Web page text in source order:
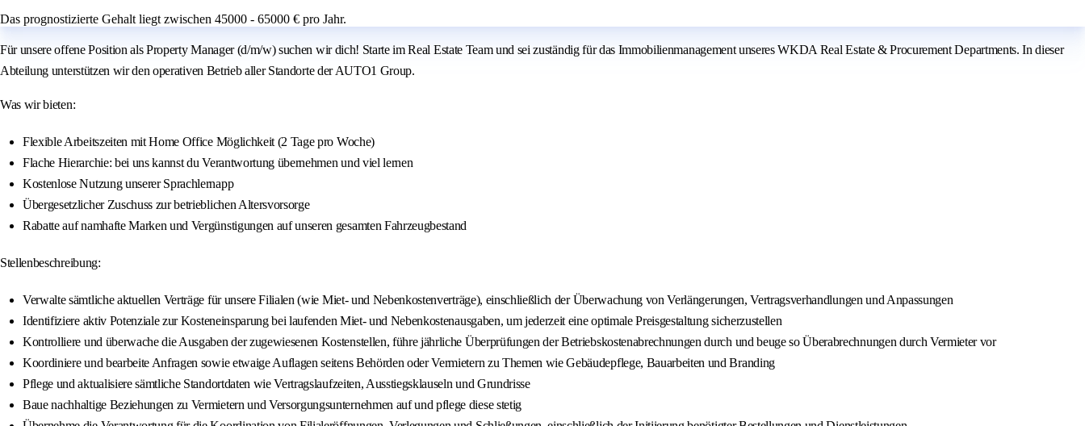
Das prognostizierte Gehalt liegt zwischen 45000 - 65000 € pro Jahr.
Für unsere offene Position als Property Manager (d/m/w) suchen wir dich! Starte im Real Estate Team und sei zuständig für das Immobilienmanagement unseres WKDA Real Estate & Procurement Departments. In dieser
Abteilung unterstützen wir den operativen Betrieb aller Standorte der AUTO1 Group.
Was wir bieten:
Flexible Arbeitszeiten mit Home Office Möglichkeit (2 Tage pro Woche)
Flache Hierarchie: bei uns kannst du Verantwortung übernehmen und viel lernen
Kostenlose Nutzung unserer Sprachlernapp
Übergesetzlicher Zuschuss zur betrieblichen Altersvorsorge
Rabatte auf namhafte Marken und Vergünstigungen auf unseren gesamten Fahrzeugbestand
Stellenbeschreibung:
Verwalte sämtliche aktuellen Verträge für unsere Filialen (wie Miet- und Nebenkostenverträge), einschließlich der Überwachung von Verlängerungen, Vertragsverhandlungen und Anpassungen
Identifiziere aktiv Potenziale zur Kosteneinsparung bei laufenden Miet- und Nebenkostenausgaben, um jederzeit eine optimale Preisgestaltung sicherzustellen
Kontrolliere und überwache die Ausgaben der zugewiesenen Kostenstellen, führe jährliche Überprüfungen der Betriebskostenabrechnungen durch und beuge so Überabrechnungen durch Vermieter vor
Koordiniere und bearbeite Anfragen sowie etwaige Auflagen seitens Behörden oder Vermietern zu Themen wie Gebäudepflege, Bauarbeiten und Branding
Pflege und aktualisiere sämtliche Standortdaten wie Vertragslaufzeiten, Ausstiegsklauseln und Grundrisse
Baue nachhaltige Beziehungen zu Vermietern und Versorgungsunternehmen auf und pflege diese stetig